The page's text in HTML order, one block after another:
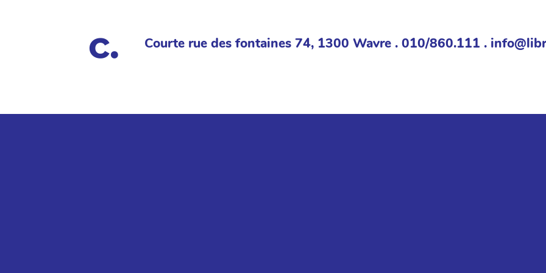
Courte rue des fontaines 74, 1300 Wavre . 010/860.111 .